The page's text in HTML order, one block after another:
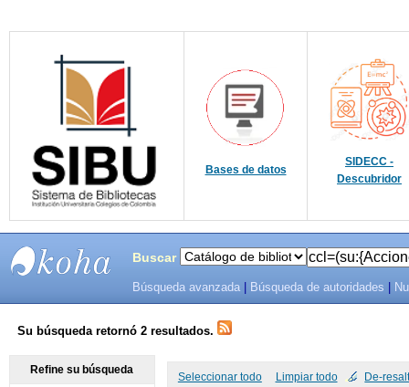
Bases de datos
SIDECC -
Descubridor
SISTEMAS
DE
Buscar
Búsqueda avanzada Búsqueda de autoridades
Su búsqueda retornó 2 resultados.
Seleccionar todo Limpiar todo De-
Refine su búsqueda